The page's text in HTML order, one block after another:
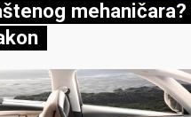
mehaničara?